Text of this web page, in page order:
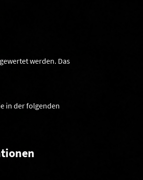
werden. Das
in der folgenden